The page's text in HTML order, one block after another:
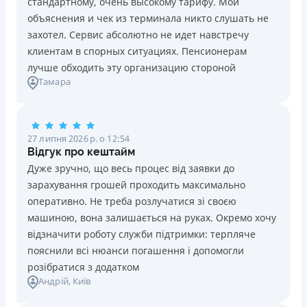
Ліцензія НБУ №10
Вся інформація про кредит
Знижена процентна ставка 0,01% в день для нових
клієнтів на період від 3 до 30 днів (після цього діє
стандартна ставка 1%)
Запитуються лише дані паспорта, ІПН, номер
банківської картки й телефону
Оформляються кредити онлайн 24/7. Розглядаються
кредитною історією
Переказуються гроші на банківську картку відразу
після підписання електронного договору про надання
кредиту
Даруються знижки до -99% постійним клієнтам на
майбутні кредити згідно з програмою лояльності
Програма лояльності для постійних клієнтів
Цілодобова підтримка в Viber, Telegram, Facebook
Недоліки
Нема кредиту для юросіб (ФОП)
объяснения и чек из терминала никто слушать не
захотел. Сервис абсолютно не идет навстречу
клиентам в спорных ситуациях. Пенсионерам
лучше обходить эту организацию стороной
Тамара
27 липня 2026 р. о 12:54
Відгук про кештайм
Дуже зручно, що весь процес від заявки до
зарахування грошей проходить максимально
оперативно. Не треба розлучатися зі своєю
машиною, вона залишається на руках. Окремо хочу
відзначити роботу служби підтримки: терпляче
пояснили всі нюанси погашення і допомогли
розібратися з додатком
Андрій, Київ